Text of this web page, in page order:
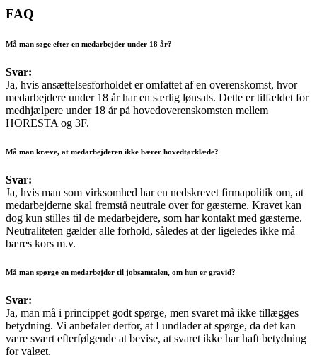
FAQ
Må man søge efter en medarbejder under 18 år?
Svar:
Ja, hvis ansættelsesforholdet er omfattet af en overenskomst, hvor
medarbejdere under 18 år har en særlig lønsats. Dette er tilfældet for
medhjælpere under 18 år på hovedoverenskomsten mellem
HORESTA og 3F.
Må man kræve, at medarbejderen ikke bærer hovedtørklæde?
Svar:
Ja, hvis man som virksomhed har en nedskrevet firmapolitik om, at
medarbejderne skal fremstå neutrale over for gæsterne. Kravet kan
dog kun stilles til de medarbejdere, som har kontakt med gæsterne.
Neutraliteten gælder alle forhold, således at der ligeledes ikke må
bæres kors m.v.
Må man spørge en medarbejder til jobsamtalen, om hun er gravid?
Svar:
Ja, man må i princippet godt spørge, men svaret må ikke tillægges
betydning. Vi anbefaler derfor, at I undlader at spørge, da det kan
være svært efterfølgende at bevise, at svaret ikke har haft betydning
for valget.